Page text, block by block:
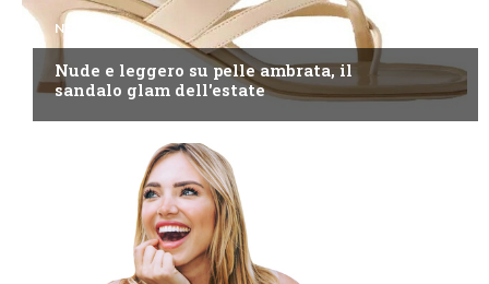
NEWS
Nude e leggero su pelle ambrata, il
sandalo glam dell'estate